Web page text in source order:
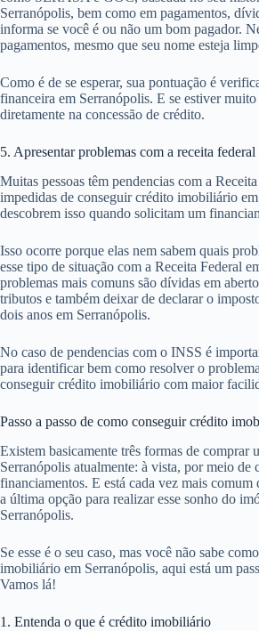
Serranópolis, bem como em pagamentos,
informa se você é ou não um bom pagador.
pagamentos, mesmo que seu nome esteja
Como é de se esperar, sua pontuação é
financeira em Serranópolis. E se estiver
diretamente na concessão de crédito.
5. Apresentar problemas com a receita
Muitas pessoas têm pendencias com a
impedidas de conseguir crédito imobiliário
descobrem isso quando solicitam um
Isso ocorre porque elas nem sabem quais
esse tipo de situação com a Receita Federal
problemas mais comuns são dívidas em
tributos e também deixar de declarar o
dois anos em Serranópolis.
No caso de pendencias com o INSS é
para identificar bem como resolver o
conseguir crédito imobiliário com maior
Passo a passo de como conseguir crédito
Existem basicamente três formas de comprar
Serranópolis atualmente: à vista, por meio de
financiamentos. E está cada vez mais comum
a última opção para realizar esse sonho do
Serranópolis.
Se esse é o seu caso, mas você não sabe
imobiliário em Serranópolis, aqui está um
Vamos lá!
1. Entenda o que é crédito imobiliário